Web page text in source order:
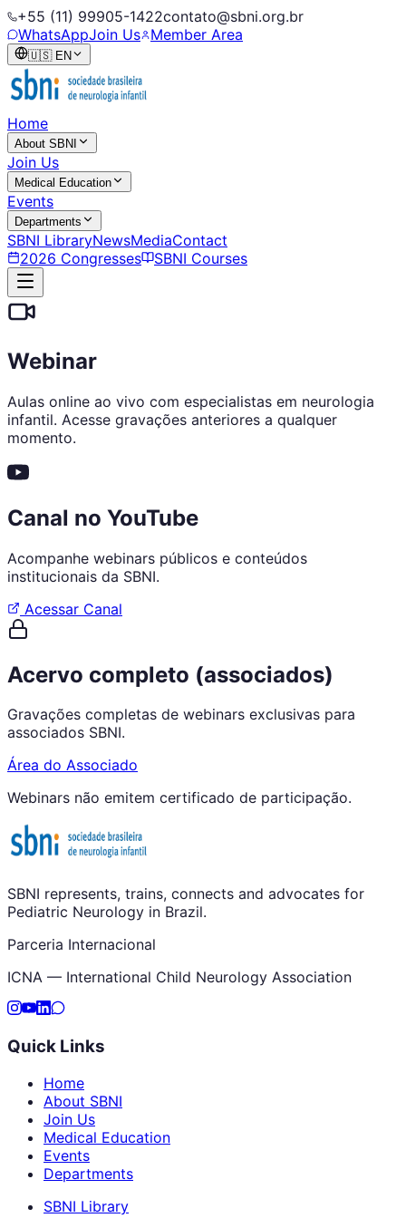
+55 (11) 99905-1422contato@sbni.org.br
WhatsAppJoin Us Member Area
🇺🇸 EN
Home
About SBNI
Join Us
Medical Education
Events
Departments
SBNI LibraryNewsMediaContact
2026 Congresses
SBNI Courses
Webinar
Aulas online ao vivo com especialistas em neurologia
infantil. Acesse gravações anteriores a qualquer
momento.
Canal no YouTube
Acompanhe webinars públicos e conteúdos
institucionais da SBNI.
Acessar Canal
Acervo completo (associados)
Gravações completas de webinars exclusivas para
associados SBNI.
Área do Associado
Webinars não emitem certificado de participação.
SBNI represents, trains, connects and advocates for
Pediatric Neurology in Brazil.
Parceria Internacional
ICNA — International Child Neurology Association
Quick Links
Home
About SBNI
Join Us
Medical Education
Events
Departments
SBNI Library